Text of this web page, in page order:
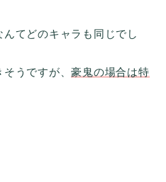
んてどのキャラも同じでし
そうですが、豪鬼の場合は特